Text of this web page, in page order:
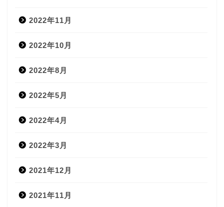
2022年11月
2022年10月
2022年8月
2022年5月
2022年4月
2022年3月
2021年12月
2021年11月